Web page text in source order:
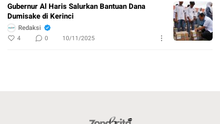
Gubernur Al Haris Salurkan Bantuan Dana
Dumisake di Kerinci
Redaksi
4 0 10/11/2025